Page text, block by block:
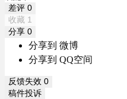
差评 0
收藏 1
分享 0
分享到 微博
分享到 QQ空间
反馈失效 0
稿件投诉